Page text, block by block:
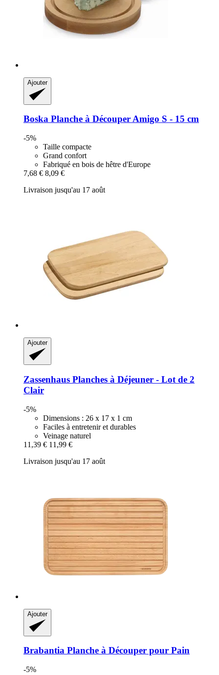
Ajouter
Boska Planche à Découper Amigo S -​ 15 cm
-5%
Taille compacte
Grand confort
Fabriqué en bois de hêtre d'Europe
7,68 € 8,09 €
Livraison jusqu'au 17 août
Ajouter
Zassenhaus Planches à Déjeuner -​ Lot de 2
Clair
-5%
Dimensions : 26 x 17 x 1 cm
Faciles à entretenir et durables
Veinage naturel
11,39 € 11,99 €
Livraison jusqu'au 17 août
Ajouter
Brabantia Planche à Découper pour Pain
-5%